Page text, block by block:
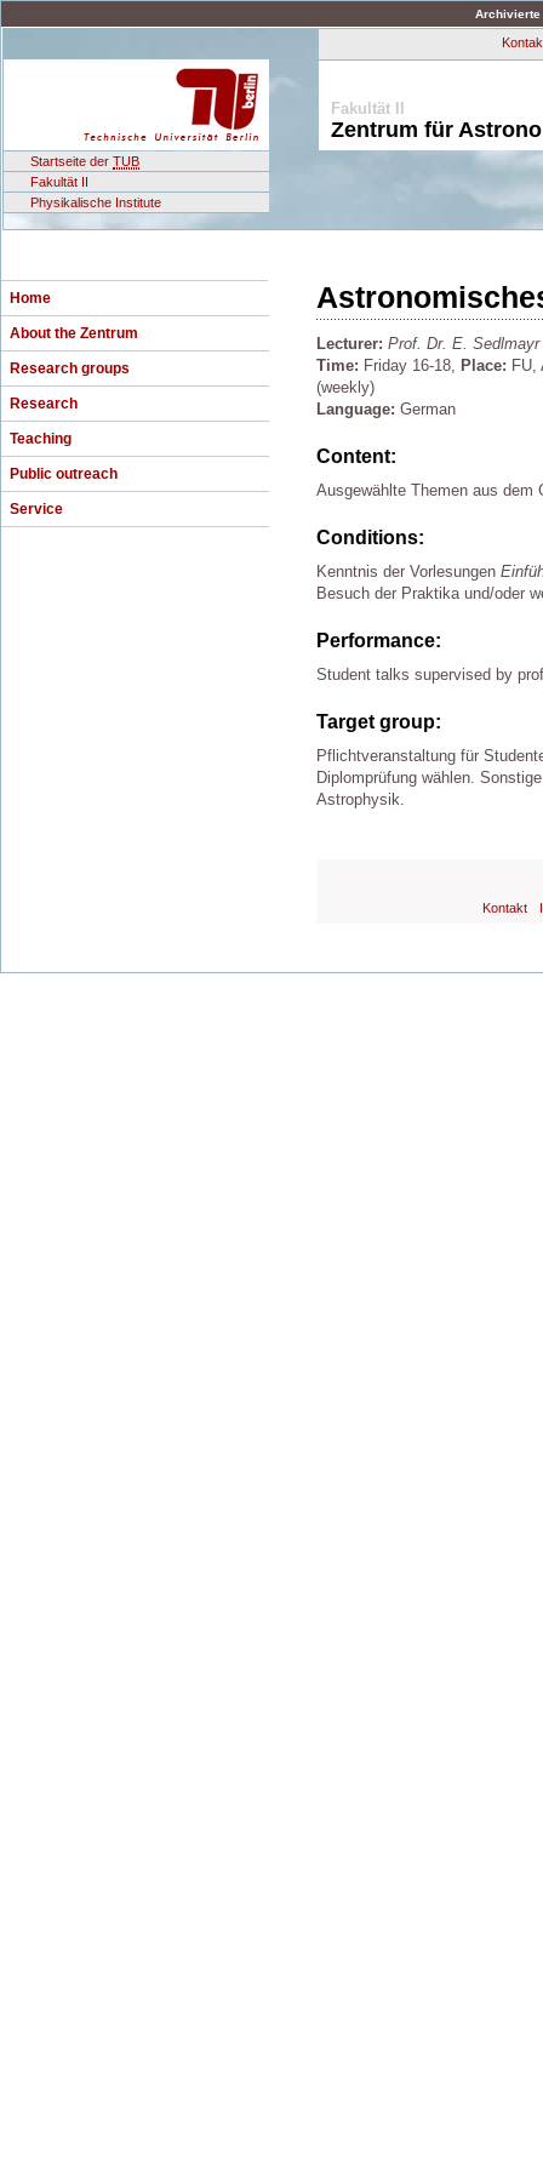
Archivierte
Startseite der TUB
Fakultät II
Physikalische Institute
Fakultät II
Zentrum für
Home
About the Zentrum
Research groups
Research
Teaching
Public outreach
Service
Lecturer: Prof. Dr. E. Sedlmayr
Time: Friday 16-18, Place: FU,
(weekly)
Language: German
Content:
Ausgewählte Themen aus dem
Conditions:
Kenntnis der Vorlesungen
Besuch der Praktika und/oder
Performance:
Student talks supervised by
Target group:
Pflichtveranstaltung für
Diplomprüfung wählen.
Astrophysik.
Kontakt